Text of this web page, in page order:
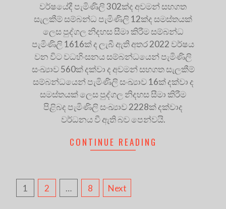
වර්ෂයේදී පැමිණිලි 302ක්ද අවමන් සහගත
සැලකීම් සම්බන්ධ පැමිණිලි 12ක්ද සමස්තයක්
ලෙස පුද්ගල නිදහස සීමා කිරීම සම්බන්ධ
පැමිණිලි 1616ක් ද ලැබී ඇති අතර 2022 වර්ෂය
වන විට වධහිංසනය සම්බන්ධයෙන් පැමිණිලි
සංඛ්‍යාව 560ක් දක්වා ද අවමන් සහගත සැලකීම්
සම්බන්ධයෙන් පැමිණිලි සංඛ්‍යාව 16ක් දක්වා ද
සමස්තයක් ලෙස පුද්ගල නිදහස සීමා කිරීම
පිළිබද පැමිණිලි සංඛ්‍යාව 2228ක් දක්වාද
වර්ධනය වී ඇති බව පෙන්වයි.
CONTINUE READING
POSTS
PAGINATION
1 2 … 8 Next